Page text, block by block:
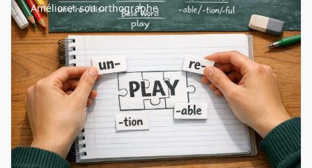
Améliorer son orthographe